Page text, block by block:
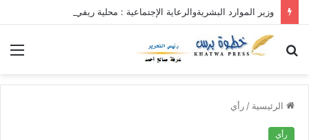
الرئيسية / رأي
رأي